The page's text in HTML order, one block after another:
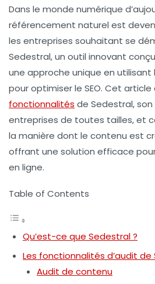
Dans le monde numérique
référencement naturel est
les entreprises souhaitant se
Sedestral, un outil innovant
une approche unique en utilisant
pour optimiser le SEO. Cet article
fonctionnalités de Sedestral,
entreprises de toutes tailles, et
la manière dont le contenu est
offrant une solution efficace
en ligne.
Table of Contents
Qu’est-ce que Sedestral ?
Les fonctionnalités d’audit de
Audit de contenu